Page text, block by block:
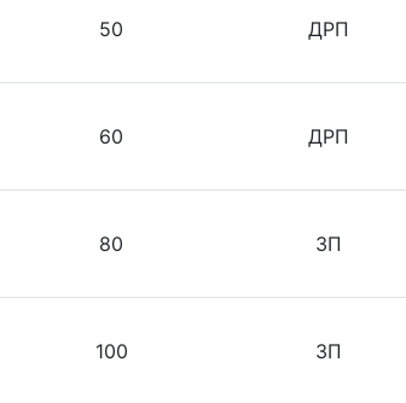
50 ДРП
60 ДРП
80 ЗП
100 ЗП